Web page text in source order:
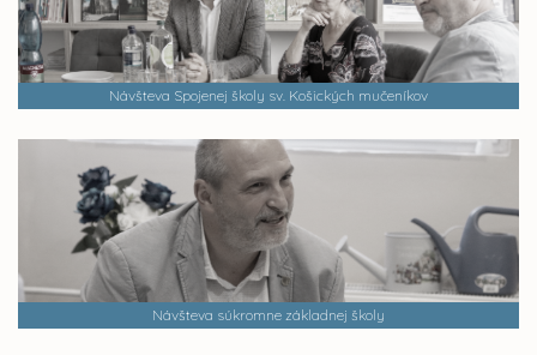
Návšteva Spojenej školy sv. Košických mučeníkov
Návšteva súkromne základnej školy